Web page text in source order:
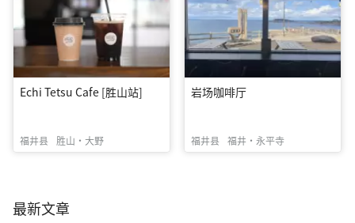
Echi Tetsu Cafe [胜山站]
福井县 胜山・大野
岩场咖啡厅
福井县 福井・永平寺
最新文章